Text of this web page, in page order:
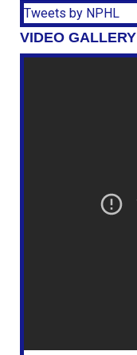
Tweets by NPHL
VIDEO GALLERY